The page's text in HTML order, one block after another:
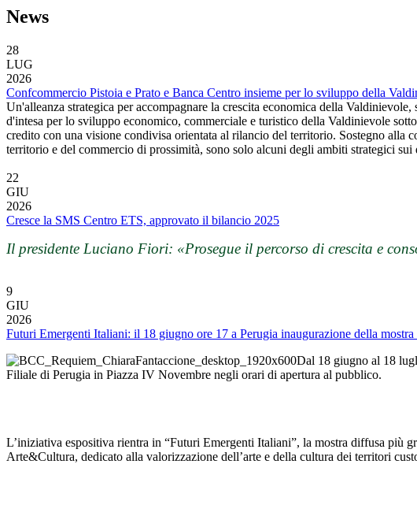
News
28
LUG
2026
Confcommercio Pistoia e Prato e Banca Centro insieme per lo sviluppo della
Un'alleanza strategica per accompagnare la crescita economica della
d'intesa per lo sviluppo economico, commerciale e turistico della Valdinievole
credito con una visione condivisa orientata al rilancio del territorio. Sostegno
territorio e del commercio di prossimità, sono solo alcuni degli ambiti strategici
22
GIU
2026
Cresce la SMS Centro ETS, approvato il bilancio 2025
Il presidente Luciano Fiori: «Prosegue il percorso di crescita e
9
GIU
2026
Futuri Emergenti Italiani: il 18 giugno ore 17 a Perugia inaugurazione della mostra
Dal 18 giugno al 18
Filiale di Perugia in Piazza IV Novembre negli orari di apertura al pubblico.
L’iniziativa espositiva rientra in “Futuri Emergenti Italiani”, la mostra diffusa più
Arte&Cultura, dedicato alla valorizzazione dell’arte e della cultura dei territori